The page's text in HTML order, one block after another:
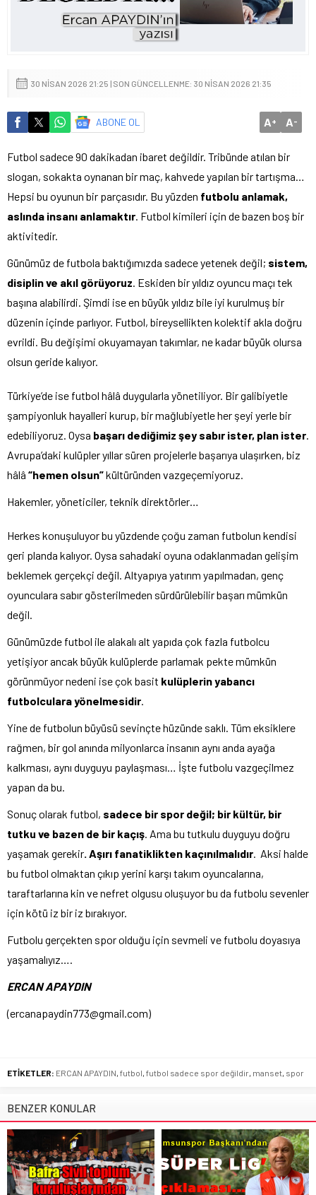
30 NISAN 2026 21:25 | SON GÜNCELLENME: 30 NISAN 2026 21:35
ABONE OL A+ A-
Futbol sadece 90 dakikadan ibaret değildir. Tribünde atılan bir
slogan, sokakta oynanan bir maç, kahvede yapılan bir tartışma…
Hepsi bu oyunun bir parçasıdır. Bu yüzden futbolu anlamak,
aslında insanı anlamaktır . Futbol kimileri için de bazen boş bir
aktivitedir.
Günümüz de futbola baktığımızda sadece yetenek değil; sistem,
disiplin ve akıl görüyoruz . Eskiden bir yıldız oyuncu maçı tek
başına alabilirdi. Şimdi ise en büyük yıldız bile iyi kurulmuş bir
düzenin içinde parlıyor. Futbol, bireysellikten kolektif akla doğru
evrildi. Bu değişimi okuyamayan takımlar, ne kadar büyük olursa
olsun geride kalıyor.
Türkiye’de ise futbol hâlâ duygularla yönetiliyor. Bir galibiyetle
şampiyonluk hayalleri kurup, bir mağlubiyetle her şeyi yerle bir
edebiliyoruz. Oysa başarı dediğimiz şey sabır ister, plan ister
Avrupa’daki kulüpler yıllar süren projelerle başarıya ulaşırken, biz
hâlâ “hemen olsun”kültüründen vazgeçemiyoruz.
Hakemler, yöneticiler, teknik direktörler…
Herkes konuşuluyor bu yüzdende çoğu zaman futbolun kendisi
geri planda kalıyor. Oysa sahadaki oyuna odaklanmadan gelişim
beklemek gerçekçi değil. Altyapıya yatırım yapılmadan, genç
oyunculara sabır gösterilmeden sürdürülebilir başarı mümkün
değil.
Günümüzde futbol ile alakalı alt yapıda çok fazla futbolcu
yetişiyor ancak büyük kulüplerde parlamak pekte mümkün
görünmüyor nedeni ise çok basit kulüplerin yabancı
futbolculara yönelmesidir
Yine de futbolun büyüsü sevinçte hüzünde saklı. Tüm eksiklere
rağmen, bir gol anında milyonlarca insanın aynı anda ayağa
kalkması, aynı duyguyu paylaşması… İşte futbolu vazgeçilmez
yapan da bu.
Sonuç olarak futbol, sadece bir spor değil; bir kültür, bir
tutku ve bazen de bir kaçış . Ama bu tutkulu duyguyu doğru
yaşamak gerekir . Aşırı fanatiklikten kaçınılmalıdır . Aksi halde
bu futbol olmaktan çıkıp yerini karşı takım oyuncalarına,
taraftarlarına kin ve nefret olgusu oluşuyor bu da futbolu sevenler
için kötü iz bir iz bırakıyor.
Futbolu gerçekten spor olduğu için sevmeli ve futbolu doyasıya
yaşamalıyız….
ERCAN APAYDIN
(ercanapaydin773@gmail.com)
ETİKETLER: ERCAN APAYDIN futbol futbol sadece spor değildir manset spor
BENZER KONULAR